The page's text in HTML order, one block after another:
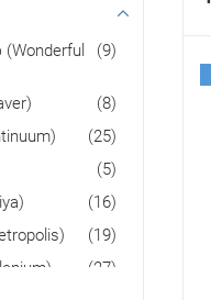
(9)
(8)
(25)
(5)
(16)
(19)
(27)